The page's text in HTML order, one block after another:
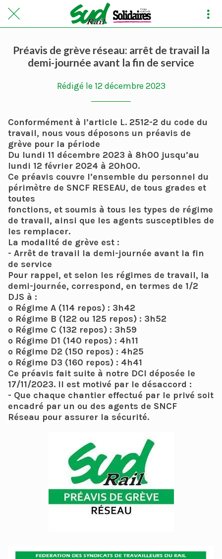
Préavis de grève réseau: arrêt de travail la
demi-journée avant la fin de service
Rédigé le 12 décembre 2023
Conformément à l’article L. 2512-2 du code du
travail, nous vous déposons un préavis de
grève pour la période
Du lundi 11 décembre 2023 à 8h00 jusqu’au
lundi 12 février 2024 à 20h00.
Ce préavis couvre l’ensemble du personnel du
périmètre de SNCF RESEAU, de tous grades et
toutes
fonctions, et soumis à tous les types de régime
de travail, ainsi que les agents susceptibles de
les remplacer.
La modalité de grève est :
- Arrêt de travail la demi-journée avant la fin
de service
Pour rappel, et selon les régimes de travail, la
demi-journée, correspond, en termes de 1/2
DJS à :
o Régime A (114 repos) : 3h42
o Régime B (122 ou 125 repos) : 3h52
o Régime C (132 repos) : 3h59
o Régime D1 (140 repos) : 4h11
o Régime D2 (150 repos) : 4h25
o Régime D3 (160 repos) : 4h41
Ce préavis fait suite à notre DCI déposée le
17/11/2023. Il est motivé par le désaccord :
- Que chaque chantier effectué par le privé soit
encadré par un ou des agents de SNCF
Réseau pour assurer la sécurité.